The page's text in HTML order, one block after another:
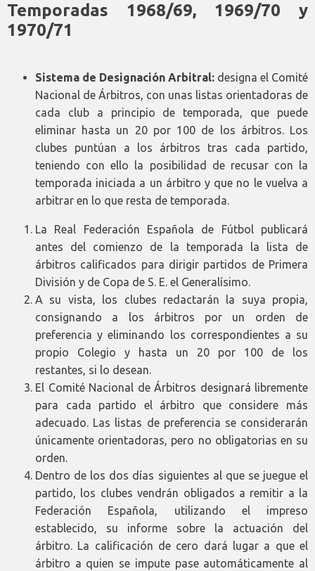
Temporadas 1968/69, 1969/70 y
1970/71
Sistema de Designación Arbitral: designa el Comité
Nacional de Árbitros, con unas listas orientadoras de
cada club a principio de temporada, que puede
eliminar hasta un 20 por 100 de los árbitros. Los
clubes puntúan a los árbitros tras cada partido,
teniendo con ello la posibilidad de recusar con la
temporada iniciada a un árbitro y que no le vuelva a
arbitrar en lo que resta de temporada.
La Real Federación Española de Fútbol publicará
antes del comienzo de la temporada la lista de
árbitros calificados para dirigir partidos de Primera
División y de Copa de S. E. el Generalísimo.
A su vista, los clubes redactarán la suya propia,
consignando a los árbitros por un orden de
preferencia y eliminando los correspondientes a su
propio Colegio y hasta un 20 por 100 de los
restantes, si lo desean.
El Comité Nacional de Árbitros designará libremente
para cada partido el árbitro que considere más
adecuado. Las listas de preferencia se considerarán
únicamente orientadoras, pero no obligatorias en su
orden.
Dentro de los dos días siguientes al que se juegue el
partido, los clubes vendrán obligados a remitir a la
Federación Española, utilizando el impreso
establecido, su informe sobre la actuación del
árbitro. La calificación de cero dará lugar a que el
árbitro a quien se impute pase automáticamente al